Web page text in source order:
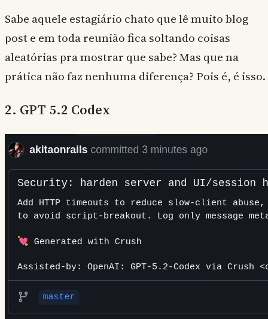
Sabe aquele estagiário chato que lê muito blog
post e em toda reunião fica soltando coisas
aleatórias pra mostrar que sabe? Mas que na
prática não faz nenhuma diferença? Pois é, é isso.
2. GPT 5.2 Codex